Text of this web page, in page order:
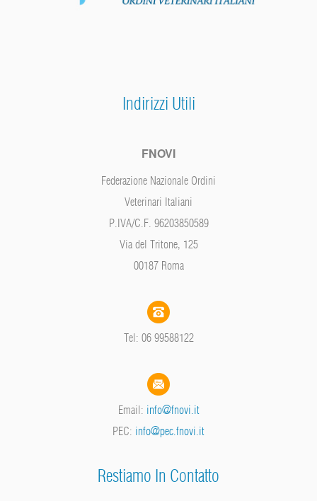
Indirizzi Utili
FNOVI
Federazione Nazionale Ordini
Veterinari Italiani
P.IVA/C.F. 96203850589
Via del Tritone, 125
00187 Roma
Tel: 06 99588122
Email: info@fnovi.it
PEC: info@pec.fnovi.it
Restiamo In Contatto